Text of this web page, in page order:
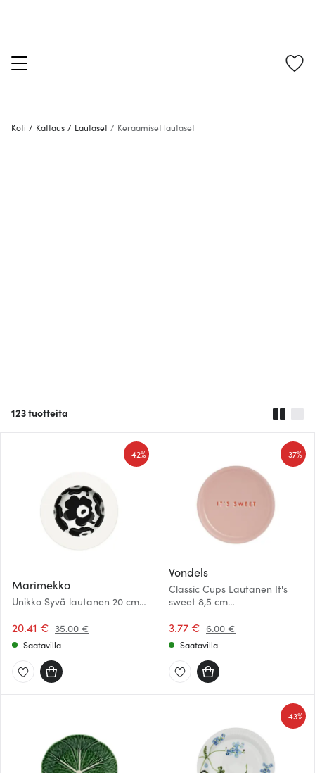
Koti / Kattaus / Lautaset / Keraamiset lautaset
123tuotteita
Marimekko
Unikko Syvä lautanen 20 cm
20.41 € 35.00 €
-42%
Saatavilla
Vondels
Classic Cups Lautanen It's
sweet 8,5 cm
3.77 € 6.00 €
-37%
Saatavilla
-43%